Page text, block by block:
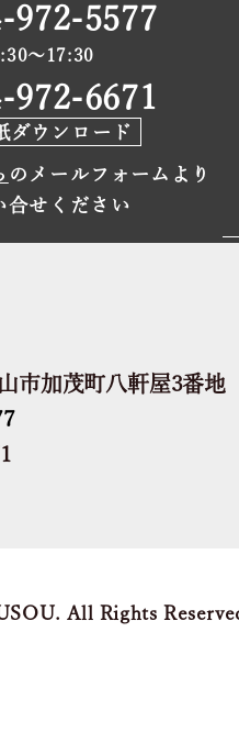
972-5577
～17:30
972-6671
ダウンロード
のメールフォームより
合せください
市加茂町八軒屋3番地
All Rights